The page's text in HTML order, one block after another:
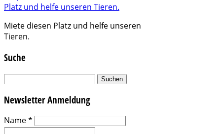
Miete diesen Platz und helfe unseren
Tieren.
Suche
Suchen
Newsletter Anmeldung
Name*